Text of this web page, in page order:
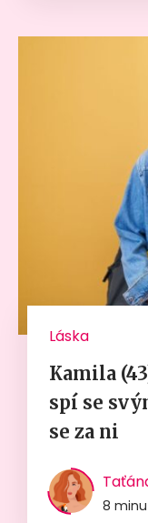
Láska
Kamila
spí se
se za ni
8